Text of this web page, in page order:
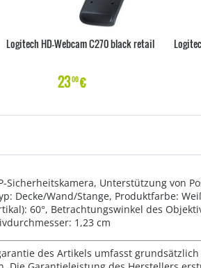
Logitech HD-Webcam C270 black retail
2300€
Sicherheitskamera, Unterstützung von
Decke/Wand/Stange, Produktfarbe:
60°, Betrachtungswinkel des
1,23 cm
des Artikels umfasst